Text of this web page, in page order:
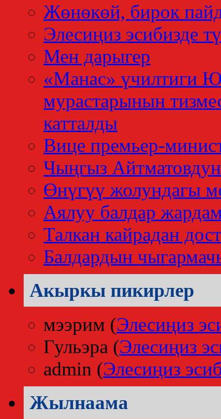
Жөнөкөй, бирок
Элесиңиз эсибизде
Мен дарыгер
«Манас» үчилтиги
мурастарынын
катталды
Вице премьер-
Чыңгыз
Өнүгүү жолундагы
Аялуу балдар
Талкан кайрадан
Балдардын
Акыркы пикирлер
мээрим (Элесиңиз
Гульэра (Элесиңиз
admin (Элесиңиз
Жылнаама